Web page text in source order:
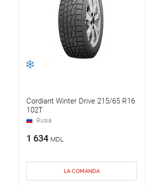
Cordiant Winter Drive 215/65 R16
102T
Rusia
1 634 MDL
LA COMANDA